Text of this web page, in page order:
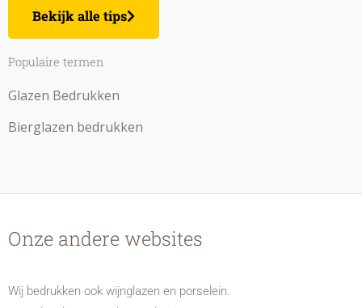
Bekijk alle tips
Populaire termen
Glazen Bedrukken
Bierglazen bedrukken
Onze andere websites
Wij bedrukken ook wijnglazen en porselein.